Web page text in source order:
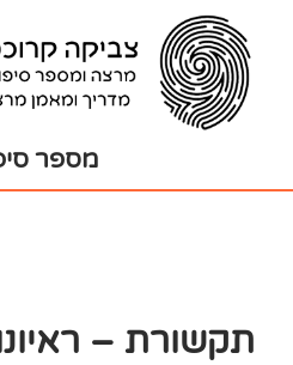
יצירת
קשר
עבור
לתוכן
מספר
תקשורת –